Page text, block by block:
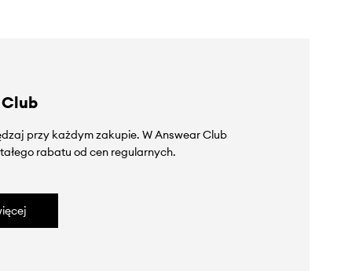
przy każdym zakupie. W Answear Club
rabatu od cen regularnych.